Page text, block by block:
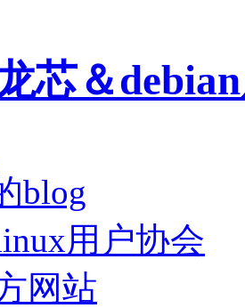
芯＆
blog
用户协会
网站